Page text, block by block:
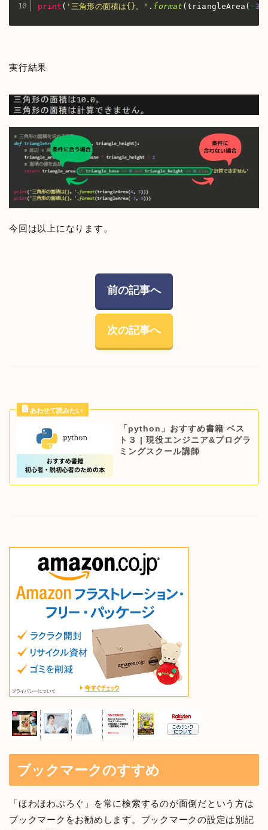
print ( '三角形の面積は{}。' . format (triangleArea ( - 3
実行結果
今回は以上になります。
前の記事へ
次の記事へ
「python」おすすめ書籍 ベス
ト３ | 現役エンジニア&プログラ
ミングスクール講師
ブックマークのすすめ
「ほわほわぶろぐ」を常に検索するのが面倒だという方は
ブックマークをお勧めします。ブックマークの設定は別記